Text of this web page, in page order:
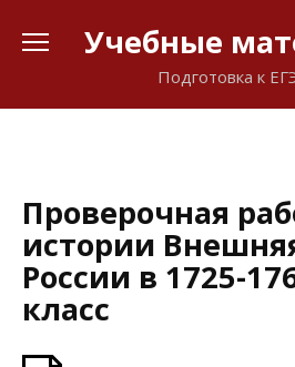
Учебные
Подготовка к
Проверочная
истории
России в 1725-
класс